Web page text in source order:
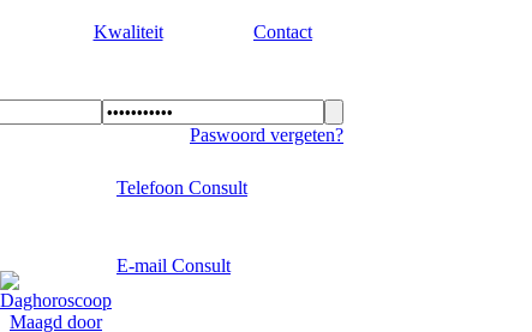
Kwaliteit Contact
Paswoord vergeten?
Telefoon Consult
E-mail Consult